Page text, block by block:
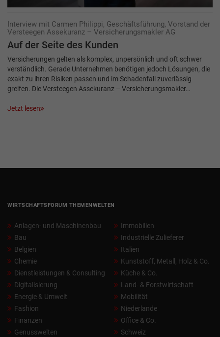
Interview mit Carmen Philippi, Geschäftsführung, Vorstand der
Versteegen Assekuranz – Versicherungsmakler AG
Auf der Seite des Kunden
Versicherungen gelten als komplex, unpersönlich und oft schwer
verständlich. Gerade Unternehmen benötigen jedoch Lösungen, die
exakt zu ihren Risiken passen und im Schadenfall zuverlässig
greifen. Die Versteegen Assekuranz – Versicherungsmakler…
Jetzt lesen
WIRTSCHAFTSFORUM THEMENWELTEN
Anlagen- und Maschinenbau
Bau
Belgien
Chemie
Dienstleistungen & Consulting
Digitalisierung
Energie & Umwelt
Fashion
Finanzen
Genusswelten
Immobilien
Industrielle Zulieferer
Italien
Kunststoff, Metall, Holz & Co.
Küche & Co.
Land- & Forstwirtschaft
Mobilität
Niederlande
Office & Co.
Schweiz